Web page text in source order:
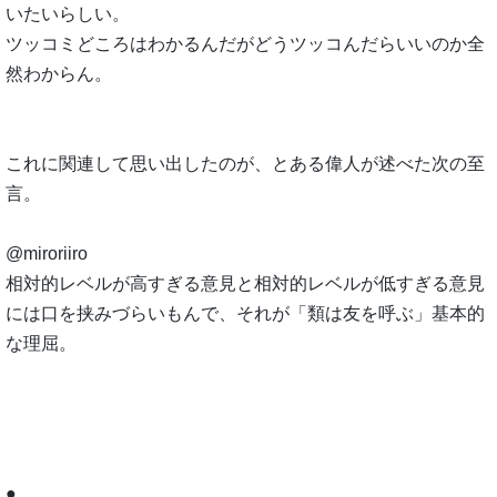
いたいらしい。
ツッコミどころはわかるんだがどうツッコんだらいいのか全
然わからん。
これに関連して思い出したのが、とある偉人が述べた次の至
言。
@miroriiro
相対的レベルが高すぎる意見と相対的レベルが低すぎる意見
には口を挟みづらいもんで、それが「類は友を呼ぶ」基本的
な理屈。
●